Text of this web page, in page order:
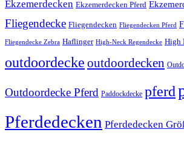
Ekzemerdecken Ekzemerdecken Pferd
Fliegendecke Fliegendecken Fliegendecken Pferd
Fliegendecke Zebra Haflinger High-Neck Regendecke High
outdoordecke outdoordecken
Outdoordecke Pferd Paddockdecke pferd
Pferdedecken Pferdedecken